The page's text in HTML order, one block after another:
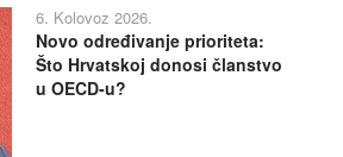
6. Kolovoz 2026.
Novo određivanje prioriteta:
Što Hrvatskoj donosi članstvo
u OECD-u?